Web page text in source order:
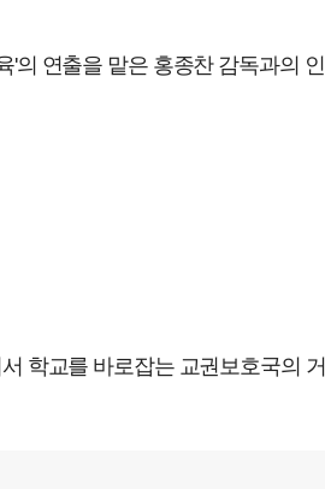
'의 연출을 맡은 홍종찬 감독과의 인
학교를 바로잡는 교권보호국의 거